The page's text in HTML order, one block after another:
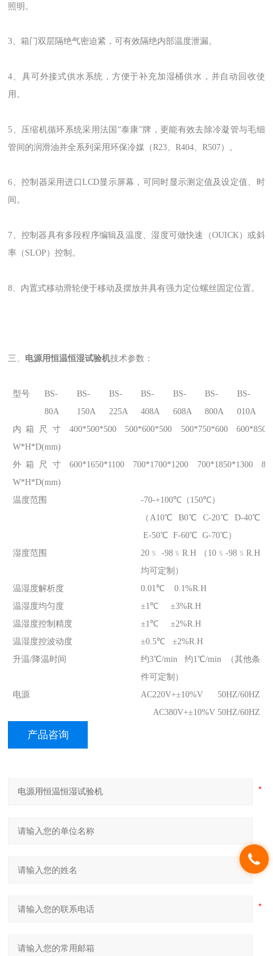
照明。
3、箱门双层隔绝气密迫紧，可有效隔绝内部温度泄漏。
4、具可外接式供水系统，方便于补充加湿桶供水，并自动回收使
用。
5、压缩机循环系统采用法国“泰康”牌，更能有效去除冷凝管与毛细
管间的润滑油并全系列采用环保冷媒（R23、R404、R507）。
6、控制器采用进口LCD显示屏幕，可同时显示测定值及设定值、时
间。
7、控制器具有多段程序编辑及温度、湿度可做快速（OUICK）或斜
率（SLOP）控制。
8、内置式移动滑轮便于移动及摆放并具有强力定位螺丝固定位置。
三、 电源用恒温恒湿试验机技术参数：
型号
BS-
80A
BS-
150A
BS-
225A
BS-
408A
BS-
608A
BS-
800A
BS-
010A
内箱尺寸
W*H*D(mm)
400*500*500 500*600*500 500*750*600
外箱尺寸
W*H*D(mm)
600*1650*1100 700*1700*1200 700*1850*1300
温度范围
-70-+100℃（150℃）
（A10℃ B0℃ C-20℃ D-40℃
E-50℃ F-60℃ G-70℃）
湿度范围
20﹪ -98﹪R.H （10﹪-98﹪R.H
均可定制）
温湿度解析度
0.01℃ 0.1%R.H
温湿度均匀度
±1℃ ±3%R.H
温湿度控制精度
±1℃ ±2%R.H
温湿度控波动度
±0.5℃ ±2%R.H
升温/降温时间
约3℃/min 约1℃/min （其他条
件可定制）
电源
AC220V+±10%V 50HZ/60HZ
AC380V+±10%V 50HZ/60HZ
产品咨询